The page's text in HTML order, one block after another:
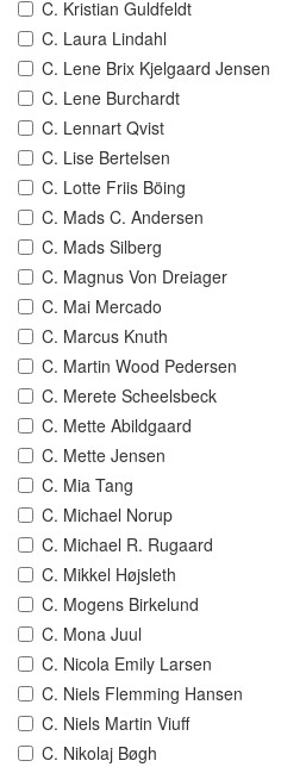
C. Kristian Guldfeldt
C. Laura Lindahl
C. Lene Brix Kjelgaard Jensen
C. Lene Burchardt
C. Lennart Qvist
C. Lise Bertelsen
C. Lotte Friis Böing
C. Mads C. Andersen
C. Mads Silberg
C. Magnus Von Dreiager
C. Mai Mercado
C. Marcus Knuth
C. Martin Wood Pedersen
C. Merete Scheelsbeck
C. Mette Abildgaard
C. Mette Jensen
C. Mia Tang
C. Michael Norup
C. Michael R. Rugaard
C. Mikkel Højsleth
C. Mogens Birkelund
C. Mona Juul
C. Nicola Emily Larsen
C. Niels Flemming Hansen
C. Niels Martin Viuff
C. Nikolaj Bøgh